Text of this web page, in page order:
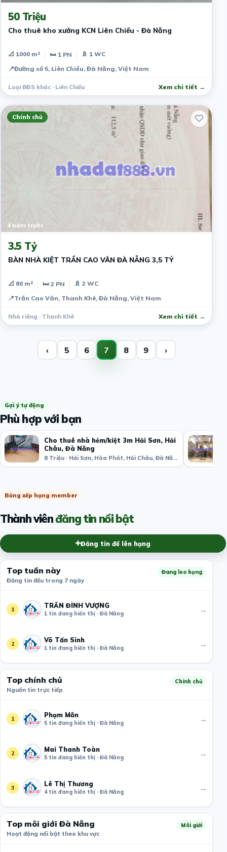
50 Triệu
Cho thuê kho xưởng KCN Liên Chiểu - Đà Nẵng
📐 1000 m² 🛏 1 PN
🚿 1 WC
📍Đường số 5, Liên Chiểu, Đà Nẵng, Việt Nam
Loại BĐS khác · Liên Chiểu Xem chi tiết →
Chính chủ
4 năm trước
3.5 Tỷ
BÀN NHÀ KIỆT TRẦN CAO VÂN ĐÀ NẴNG 3,5 TỶ
📐 80 m² 🛏 2 PN
🚿 2 WC
📍Trần Cao Vân, Thanh Khê, Đà Nẵng, Việt Nam
Nhà riêng · Thanh Khê Xem chi tiết →
‹ 5 6 7 8 9 ›
Gợi ý tự động
Phù hợp với bạn
Cho thuê nhà hẻm/kiệt 3m Hải Sơn, Hải
Châu, Đà Nẵng
8 Triệu · Hải Sơn, Hòa Phát, Hải Châu, Đà Nẵng, Việt Nam
Bảng xếp hạng member
Thành viênđăng tin nổi bật
Đăng tin để lên hạng
Top tuần này
Đăng tin đều trong 7 ngày
Đang leo hạng
1 TRẦN ĐÌNH VƯỢNG
1 tin đang hiển thị · Đà Nẵng →
2 Võ Tấn Sinh
1 tin đang hiển thị · Đà Nẵng →
Top chính chủ
Nguồn tin trực tiếp
Chính chủ
1 Phạm Mẫn
5 tin đang hiển thị · Đà Nẵng →
2 Mai Thanh Toàn
5 tin đang hiển thị · Đà Nẵng →
3 Lê Thị Thương
4 tin đang hiển thị · Đà Nẵng →
Top môi giới Đà Nẵng
Hoạt động nổi bật theo khu vực
Môi giới